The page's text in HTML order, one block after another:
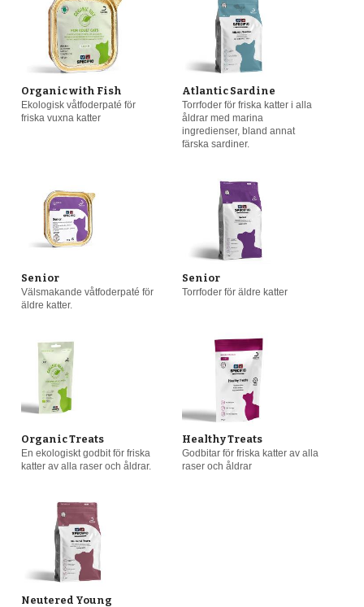
Organic with Fish
Ekologisk våtfoderpaté för
friska vuxna katter
Atlantic Sardine
Torrfoder för friska katter i alla
åldrar med marina
ingredienser, bland annat
färska sardiner.
Senior
Välsmakande våtfoderpaté för
äldre katter.
Senior
Torrfoder för äldre katter
Organic Treats
En ekologiskt godbit för friska
katter av alla raser och åldrar.
Healthy Treats
Godbitar för friska katter av alla
raser och åldrar
Neutered Young